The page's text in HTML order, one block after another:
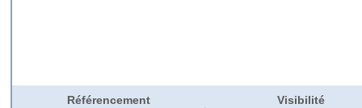
Référencement Visibilité